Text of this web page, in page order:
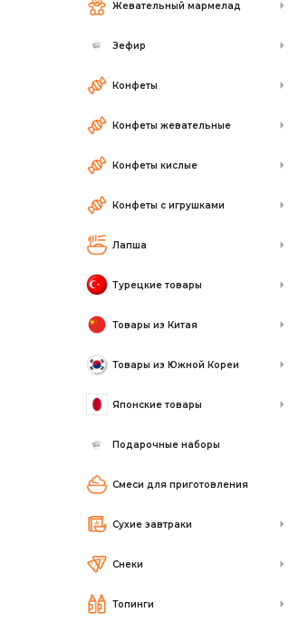
Жевательный мармелад
Зефир
Конфеты
Конфеты жевательные
Конфеты кислые
Конфеты с игрушками
Лапша
Турецкие товары
Товары из Китая
Товары из Южной Кореи
Японские товары
Подарочные наборы
Смеси для приготовления
Сухие завтраки
Снеки
Топинги